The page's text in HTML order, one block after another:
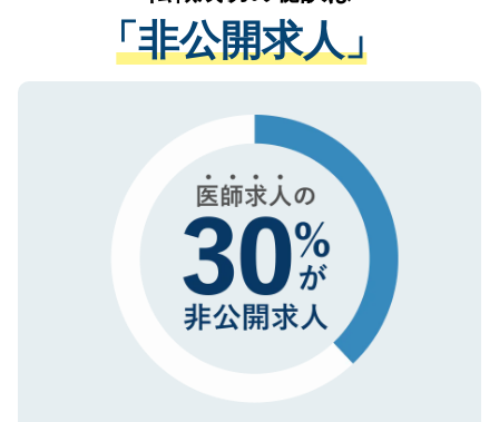
管理基準を満たした事業者のみに付与され
る、プライバシーマークを取得済みです。
で、機密保持に関してもご安心ください。
経験をまじえながら、適切なアドバイスを
させていただきます。すぐにご転職をされ
ない方には、長期的なサポートが可能です
ので、まずはご登録ください。
「非公開求人」